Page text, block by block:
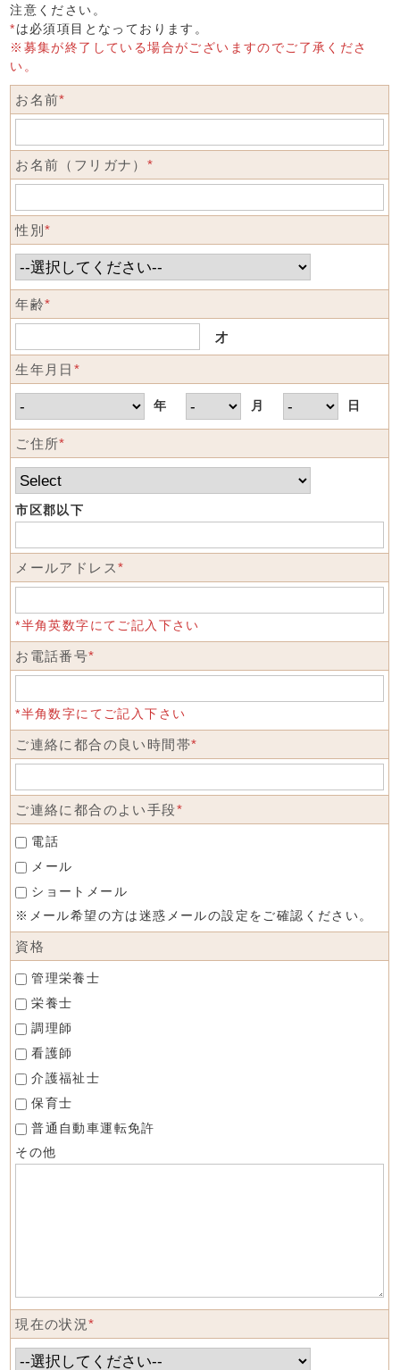
注意ください。
*は必須項目となっております。
※募集が終了している場合がございますのでご了承くださ
い。
お名前*
お名前（フリガナ） *
性別*
年齢*
才
生年月日 *
年 月 日
ご住所*
市区郡以下
メールアドレス*
*半角英数字にてご記入下さい
お電話番号*
*半角数字にてご記入下さい
ご連絡に都合の良い時間帯*
ご連絡に都合のよい手段*
電話
メール
ショートメール
※メール希望の方は迷惑メールの設定をご確認ください。
資格
管理栄養士
栄養士
調理師
看護師
介護福祉士
保育士
普通自動車運転免許
その他
現在の状況*